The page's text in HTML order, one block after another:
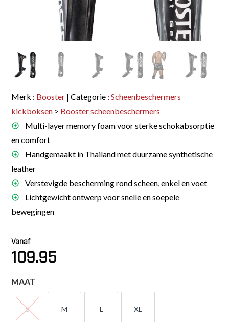
Merk : Booster | Categorie :Scheenbeschermers
kickboksen > Booster scheenbeschermers
Multi-layer memory foam voor sterke schokabsorptie
en comfort
Handgemaakt in Thailand met duurzame synthetische
leather
Verstevigde bescherming rond scheen, enkel en voet
Lichtgewicht ontwerp voor snelle en soepele
bewegingen
Vanaf
109.95
MAAT
S
S
M
M
L
L
XL
XL